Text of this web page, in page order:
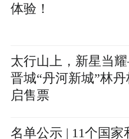
体验！
太行山上，新星当
晋城“丹河新城”林丹
启售票
名单公示 | 11个国家